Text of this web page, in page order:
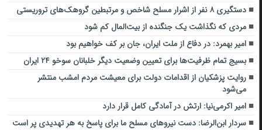
دستگیری ۸ نفر از اشرار مسلح شاخص و مرتبطین گروهک‌های تروریستی
مردی که نگذاشت یک جنگنده از بیت‌المال کم شود
امیر بهمرد: در دفاع از ملت ایران، جان بر کف خواهیم بود
بسیج تمام ظرفیت‌ها برای تعیین وضعیت دیگر خلبانان سوخو ۲۴ ایران
روایت پزشکیان از اقدامات دولت برای معیشت مردم امشب منتشر
می‌شود
امیر اکرمی‌نیا: ارتش در آمادگی کامل قرار دارد
سردار ابن‌الرضا: دست نیروهای مسلح ما برای پاسخ به هر تهدیدی پر است